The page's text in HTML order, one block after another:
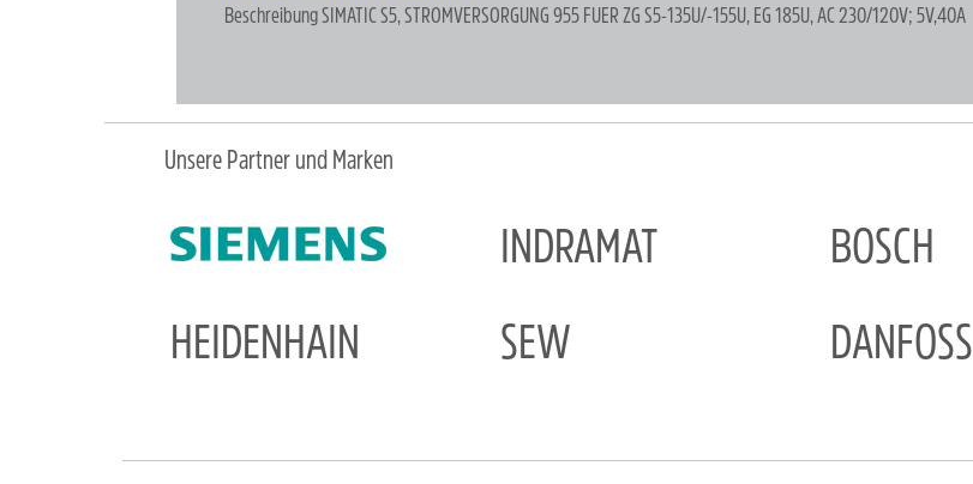
BeschreibungSIMATIC S5, STROMVERSORGUNG 955 FUER ZG S5-135U/-155U, EG 185U, AC 230/120V; 5V,40A
Unsere Partner und Marken
INDRAMAT BOSCH
HEIDENHAIN
SEW DANFOSS